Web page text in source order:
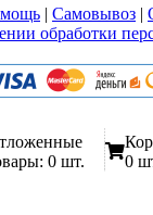
| Самовывоз |
обработки
0 шт.
0